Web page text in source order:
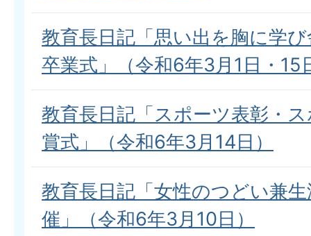
教育長日記「思い出を胸に学
卒業式」（令和6年3月1日・15
教育長日記「スポーツ表彰・
賞式」（令和6年3月14日）
教育長日記「女性のつどい兼
催」（令和6年3月10日）